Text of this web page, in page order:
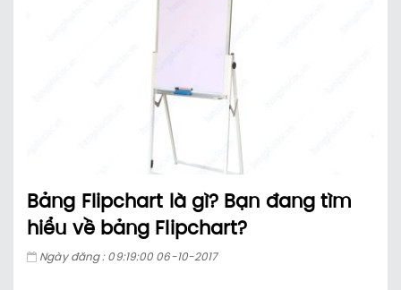
Bảng Flipchart là gì? Bạn đang tìm
hiểu về bảng Flipchart?
Ngày đăng : 09:19:00 06-10-2017